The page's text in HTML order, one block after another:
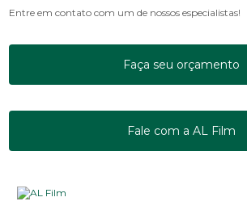
Entre em contato com um de nossos especialistas!
Faça seu orçamento
Fale com a AL Film